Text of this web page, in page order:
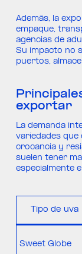
Además, la
empaque,
agencias de
Su impacto no
puertos,
exportar
La demanda
variedades que
crocancia y
suelen tener
especialmente
Tipo de uva
Sweet Globe